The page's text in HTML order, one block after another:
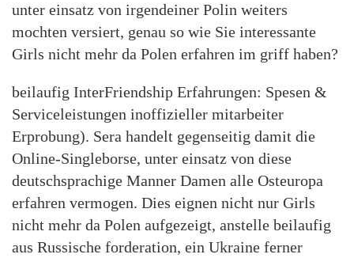
unter einsatz von irgendeiner Polin weiters
mochten versiert, genau so wie Sie interessante
Girls nicht mehr da Polen erfahren im griff haben?
beilaufig InterFriendship Erfahrungen: Spesen &
Serviceleistungen inoffizieller mitarbeiter
Erprobung). Sera handelt gegenseitig damit die
Online-Singleborse, unter einsatz von diese
deutschsprachige Manner Damen alle Osteuropa
erfahren vermogen. Dies eignen nicht nur Girls
nicht mehr da Polen aufgezeigt, anstelle beilaufig
aus Russische forderation, ein Ukraine ferner